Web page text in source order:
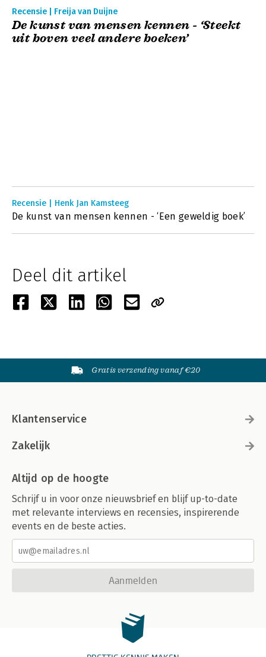
Recensie | Freija van Duijne
De kunst van mensen kennen - ‘Steekt
uit boven veel andere boeken’
Recensie | Henk Jan Kamsteeg
De kunst van mensen kennen - ‘Een geweldig boek’
Deel dit artikel
Gratis verzending vanaf €20
Klantenservice
Zakelijk
Altijd op de hoogte
Schrijf u in voor onze nieuwsbrief en blijf up-to-date
met relevante interviews en recensies, inspirerende
events en de beste acties.
Aanmelden